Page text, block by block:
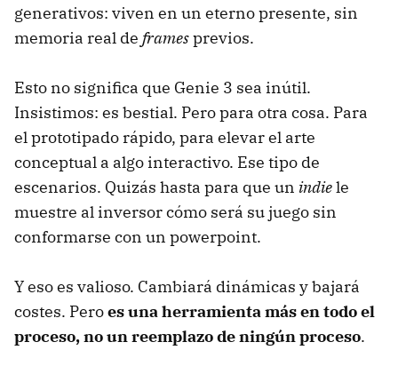
generativos: viven en un eterno presente, sin
memoria real de framesprevios.
Esto no significa que Genie 3 sea inútil.
Insistimos: es bestial. Pero para otra cosa. Para
el prototipado rápido, para elevar el arte
conceptual a algo interactivo. Ese tipo de
escenarios. Quizás hasta para que un indiele
muestre al inversor cómo será su juego sin
conformarse con un powerpoint.
Y eso es valioso. Cambiará dinámicas y bajará
costes. Peroes una herramienta más en todo el
proceso, no un reemplazo de ningún proceso.